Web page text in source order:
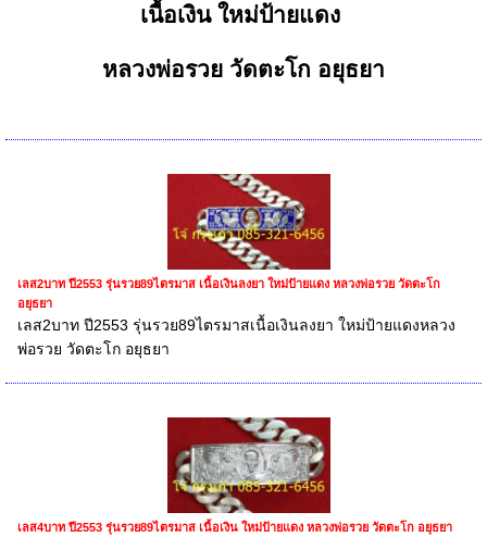
เนื้อเงิน ใหม่ป้ายแดง
หลวงพ่อรวย วัดตะโก อยุธยา
เลส2บาท ปี2553 รุ่นรวย89ไตรมาส เนื้อเงินลงยา ใหม่ป้ายแดง หลวงพ่อรวย วัดตะโก
อยุธยา
เลส2บาท ปี2553 รุ่นรวย89ไตรมาสเนื้อเงินลงยา ใหม่ป้ายแดงหลวง
พ่อรวย วัดตะโก อยุธยา
เลส4บาท ปี2553 รุ่นรวย89ไตรมาส เนื้อเงิน ใหม่ป้ายแดง หลวงพ่อรวย วัดตะโก อยุธยา